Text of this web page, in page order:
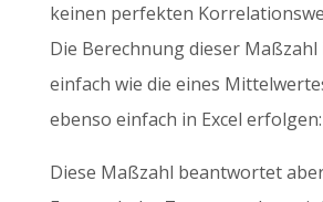
keinen perfekten
Die Berechnung dieser
einfach wie die eines
ebenso einfach in Excel erfolgen:
Diese Maßzahl beantwortet